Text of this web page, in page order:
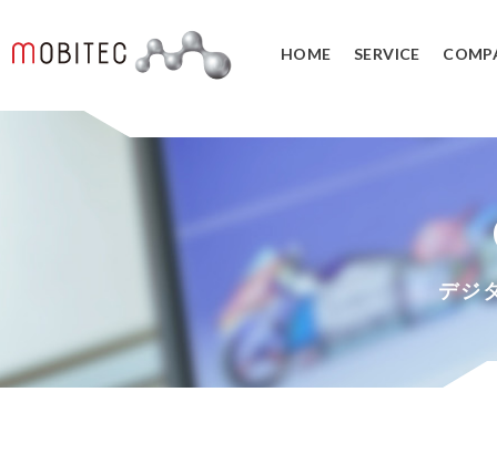
HOME SERVICE
リバースエンジニアリング
3DCADカ
３Dスキャナ販売
データ管理
デジ